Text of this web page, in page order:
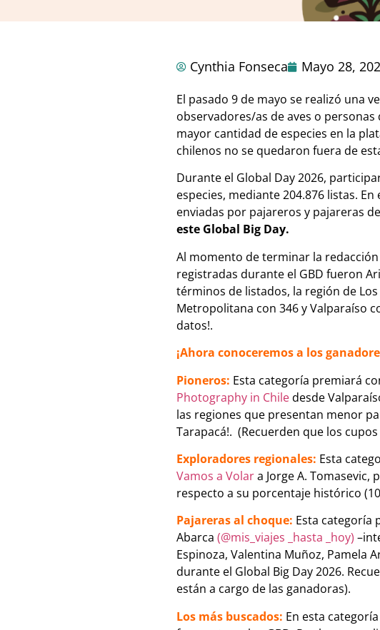
Cynthia Fonseca Mayo 28,
El pasado 9 de mayo se realizó una
observadores/as de aves o
mayor cantidad de especies en la
chilenos no se quedaron fuera de
Durante el Global Day 2026,
especies, mediante 204.876 listas.
enviadas por pajareros y pajareras
este Global Big Day.
Al momento de terminar la
registradas durante el GBD fueron
términos de listados, la región de
Metropolitana con 346 y Valparaíso
datos!.
¡Ahora conoceremos a los
Pioneros: Esta categoría premiará
Photography in Chiledesde
las regiones que presentan menor
Tarapacá!. (Recuerden que los
Exploradores regionales: Esta
Vamos a Volara Jorge A.
respecto a su porcentaje histórico
Pajareras al choque: Esta categoría
Abarca (@mis_viajes _hasta _hoy)
Espinoza, Valentina Muñoz, Pamela
durante el Global Big Day 2026.
están a cargo de las ganadoras).
Los más buscados: En esta